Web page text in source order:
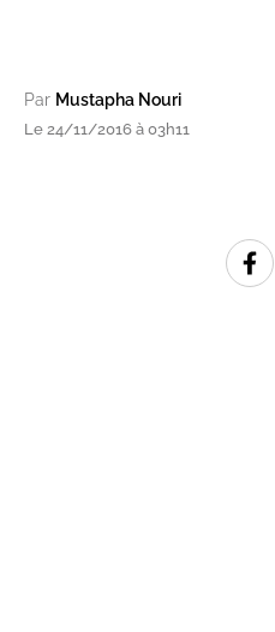
Par Mustapha Nouri
Le 24/11/2016 à 03h11